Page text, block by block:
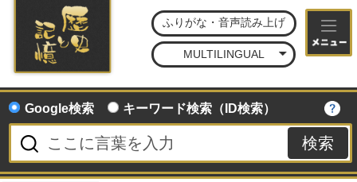
石
ふりがな・音声読み上げ
MULTILINGUAL
Google検索 キーワード検索（ID検索）